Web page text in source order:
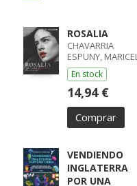
ROSALIA
CHAVARRIA
ESPUNY, MARICEL
En stock
14,94 €
Comprar
VENDIENDO
INGLATERRA
POR UNA